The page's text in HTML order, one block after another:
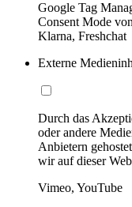
Google Tag
Consent Mode
Klarna, Freshchat
Externe
Durch das
oder andere
Anbietern
wir auf dieser
Vimeo, YouTube